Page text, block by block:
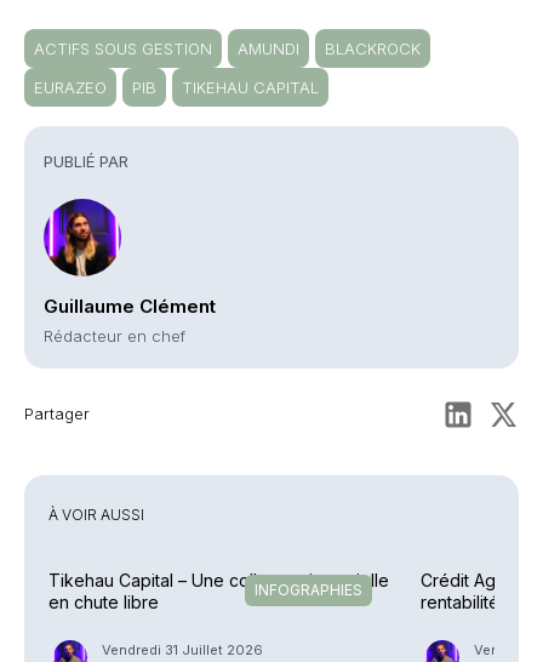
PUBLIÉ PAR
Guillaume Clément
Rédacteur en chef
Partager
ACTIFS SOUS GESTION AMUNDI
BLACKROCK
EURAZEO
PIB TIKEHAU CAPITAL
À VOIR AUSSI
INFOGRAPHIES
Tikehau Capital – Une collecte trimestrielle
en chute libre
Vendredi 31 Juillet 2026
Crédit
rentabilité en
Vendredi